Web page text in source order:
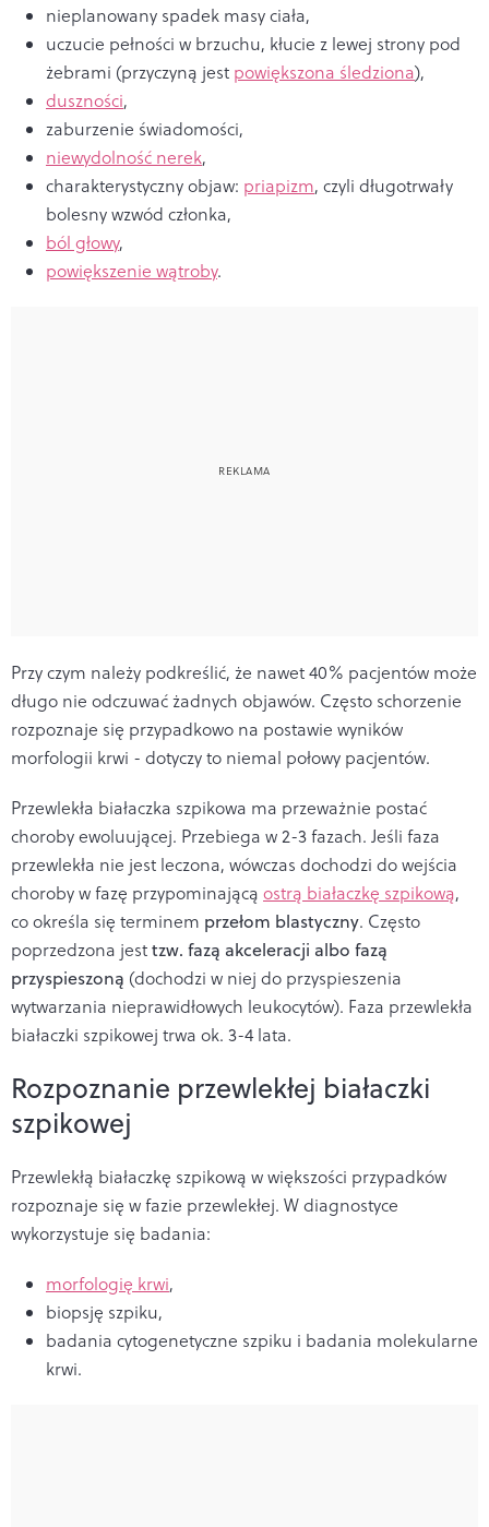
nieplanowany spadek masy ciała,
uczucie pełności w brzuchu, kłucie z lewej strony pod
żebrami (przyczyną jest powiększona śledziona),
duszności,
zaburzenie świadomości,
niewydolność nerek,
charakterystyczny objaw: priapizm, czyli długotrwały
bolesny wzwód członka,
ból głowy,
powiększenie wątroby.
Przy czym należy podkreślić, że nawet 40% pacjentów może
długo nie odczuwać żadnych objawów. Często schorzenie
rozpoznaje się przypadkowo na postawie wyników
morfologii krwi - dotyczy to niemal połowy pacjentów.
Przewlekła białaczka szpikowa ma przeważnie postać
choroby ewoluującej. Przebiega w 2-3 fazach. Jeśli faza
przewlekła nie jest leczona, wówczas dochodzi do wejścia
choroby w fazę przypominającą ostrą białaczkę szpikową,
co określa się terminem przełom blastyczny. Często
poprzedzona jesttzw. fazą akceleracji albo fazą
przyspieszoną (dochodzi w niej do przyspieszenia
wytwarzania nieprawidłowych leukocytów). Faza przewlekła
białaczki szpikowej trwa ok. 3-4 lata.
Rozpoznanie przewlekłej białaczki
szpikowej
Przewlekłą białaczkę szpikową w większości przypadków
rozpoznaje się w fazie przewlekłej. W diagnostyce
wykorzystuje się badania:
morfologię krwi,
biopsję szpiku,
badania cytogenetyczne szpiku i badania molekularne
krwi.